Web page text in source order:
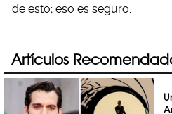
de esto; eso es seguro.
Artículos